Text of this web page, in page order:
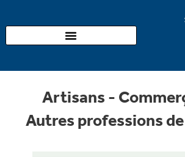
Artisans -
Autres professions